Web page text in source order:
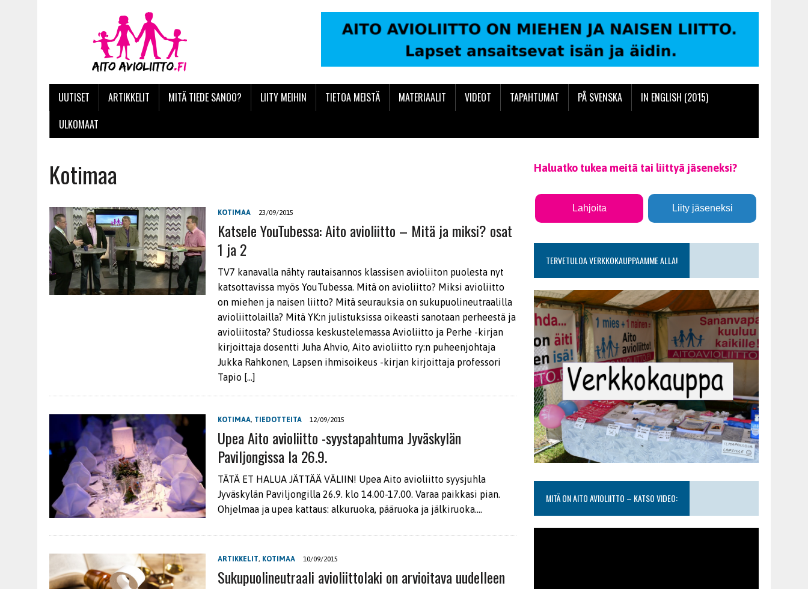
UUTISET ARTIKKELIT MITÄ TIEDE SANOO? LIITY MEIHIN TIETOA MEISTÄ MATERIAALIT VIDEOT TAPAHTUMAT PÅ SVENSKA
IN ENGLISH (2015)
ULKOMAAT
Kotimaa
KOTIMAA 23/09/2015
Katsele YouTubessa: Aito avioliitto – Mitä ja miksi? osat
1 ja 2
TV7 kanavalla nähty rautaisannos klassisen avioliiton puolesta nyt
katsottavissa myös YouTubessa. Mitä on avioliitto? Miksi avioliitto
on miehen ja naisen liitto? Mitä seurauksia on sukupuolineutraalilla
avioliittolailla? Mitä YK:n julistuksissa oikeasti sanotaan perheestä ja
avioliitosta? Studiossa keskustelemassa Avioliitto ja Perhe -kirjan
kirjoittaja dosentti Juha Ahvio, Aito avioliitto ry:n puheenjohtaja
Jukka Rahkonen, Lapsen ihmisoikeus -kirjan kirjoittaja professori
Tapio [...]
KOTIMAA, TIEDOTTEITA 12/09/2015
Upea Aito avioliitto -syystapahtuma Jyväskylän
Paviljongissa la 26.9.
TÄTÄ ET HALUA JÄTTÄÄ VÄLIIN! Upea Aito avioliitto syysjuhla
Jyväskylän Paviljongilla 26.9. klo 14.00-17.00. Varaa paikkasi pian.
Ohjelmaa ja upea kattaus: alkuruoka, pääruoka ja jälkiruoka….
ARTIKKELIT, KOTIMAA 10/09/2015
Sukupuolineutraali avioliittolaki on arvioitava uudelleen
Haluatko tukea meitä tai liittyä jäseneksi?
Lahjoita Liity jäseneksi
TERVETULOA VERKKOKAUPPAAMME ALLA!
MITÄ ON AITO AVIOLIITTO – KATSO VIDEO: